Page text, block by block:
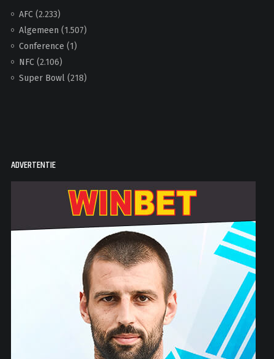
AFC(2.233)
Algemeen (1.507)
Conference (1)
NFC(2.106)
Super Bowl(218)
ADVERTENTIE